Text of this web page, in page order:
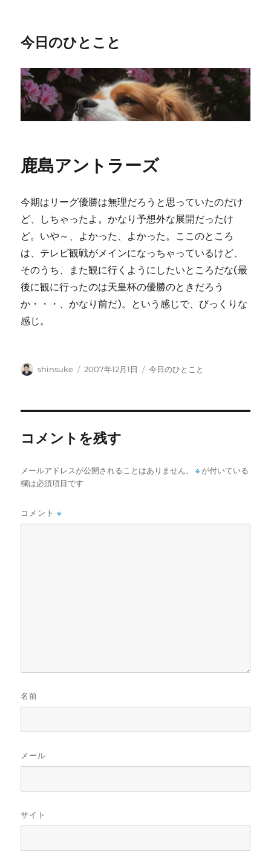
今日のひとこと
鹿島アントラーズ
今期はリーグ優勝は無理だろうと思っていたのだけ
ど、しちゃったよ。かなり予想外な展開だったけ
ど。いや～、よかった、よかった。ここのところ
は、テレビ観戦がメインになっちゃっているけど、
そのうち、また観に行くようにしたいところだな(最
後に観に行ったのは天皇杯の優勝のときだろう
か・・・、かなり前だ)。という感じで、びっくりな
感じ。
投
shinsuke
投
2007年12月1日
カ
今日のひとこと
コメントを残す
メールアドレスが公開されることはありません。 ※が付いている
欄は必須項目です
コメント※
名前
メール
サイト